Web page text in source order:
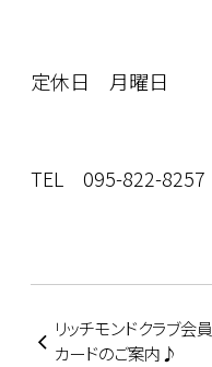
定休日 月曜日
TEL 095-822-8257
リッチモンドクラブ会員
カードのご案内♪